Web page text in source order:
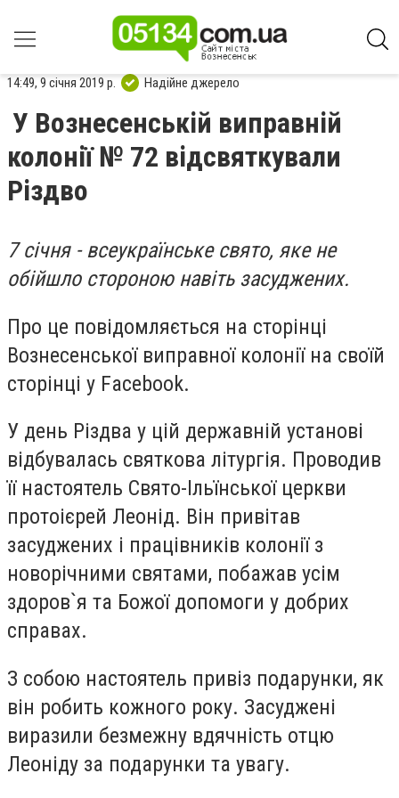
14:49, 9 січня 2019 р. Надійне джерело
У Вознесенській виправній
колонії № 72 відсвяткували
Різдво
7 січня - всеукраїнське свято, яке не
обійшло стороною навіть засуджених.
Про це повідомляється на сторінці
Вознесенської виправної колонії на своїй
сторінці у Facebook.
У день Різдва у цій державній установі
відбувалась святкова літургія. Проводив
її настоятель Свято-Ільїнської церкви
протоієрей Леонід. Він привітав
засуджених і працівників колонії з
новорічними святами, побажав усім
здоров`я та Божої допомоги у добрих
справах.
З собою настоятель привіз подарунки, як
він робить кожного року. Засуджені
виразили безмежну вдячність отцю
Леоніду за подарунки та увагу.